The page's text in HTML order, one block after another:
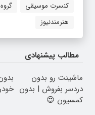
کنسرت موسیقی
هنرمندنيوز
مطالب پیشنهادی
ماشینت رو بدون
دردسر بفروش | بدون
کمسیون 😍